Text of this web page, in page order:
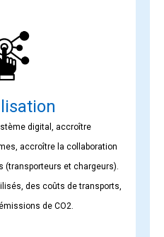
digital, accroître
accroître la collaboration
(transporteurs et chargeurs).
des coûts de transports,
de CO2.